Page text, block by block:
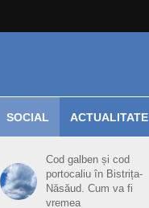
SOCIAL ACTUALITATE
Cod galben și cod
portocaliu în Bistrița-
Năsăud. Cum va fi
vremea